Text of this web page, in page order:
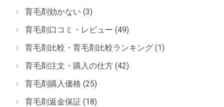
育毛剤効かない (3)
育毛剤口コミ・レビュー (49)
育毛剤比較・育毛剤比較ランキング (1)
育毛剤注文・購入の仕方 (42)
育毛剤購入価格 (25)
育毛剤返金保証 (18)